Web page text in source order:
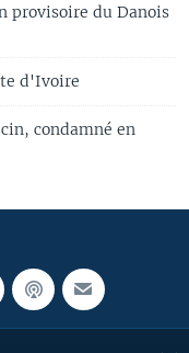
provisoire du Danois
d'Ivoire
condamné en